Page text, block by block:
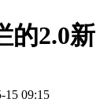
的2.0新
15 09:15